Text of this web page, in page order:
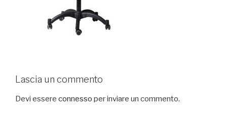
Lascia un commento
Devi essere connesso per inviare un commento.